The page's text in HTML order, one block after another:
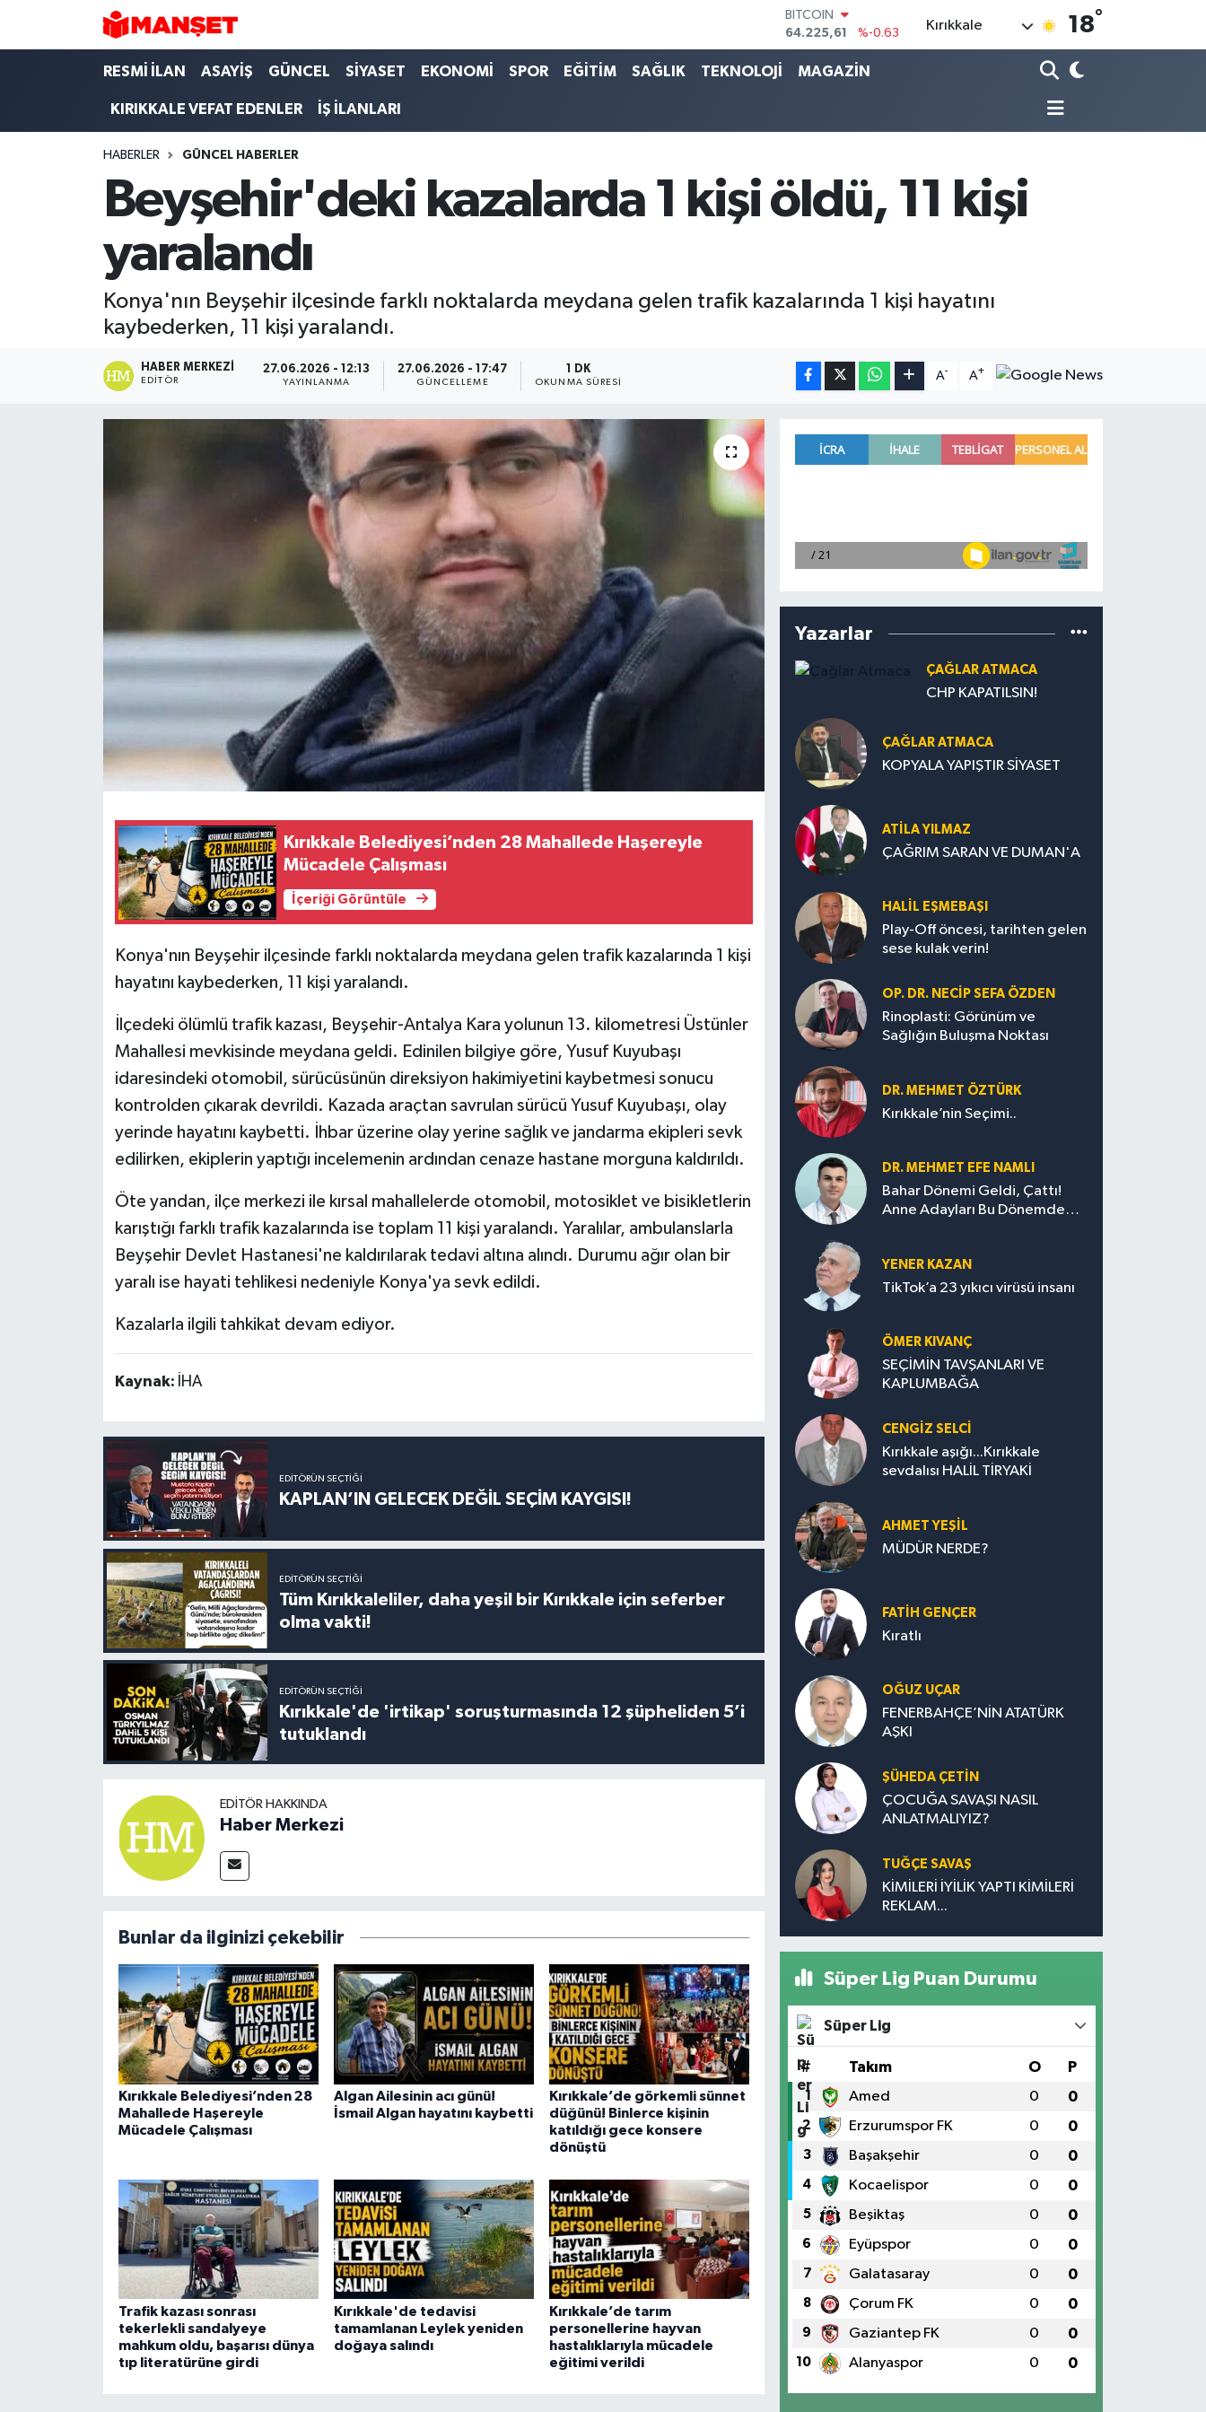
DOLAR
47,7143
%0.16
EURO
55,0317
%-0.02
13.799
%70
Kırıkkale 18°
RESMİ İLAN ASAYİŞ GÜNCEL SİYASET EKONOMİ SPOR EĞİTİM SAĞLIK TEKNOLOJİ MAGAZİN
KIRIKKALE VEFAT EDENLER İŞ İLANLARI
HABERLER GÜNCEL HABERLER
Beyşehir'deki kazalarda 1 kişi öldü, 11 kişi
yaralandı
Konya'nın Beyşehir ilçesinde farklı noktalarda meydana gelen trafik kazalarında 1 kişi hayatını
kaybederken, 11 kişi yaralandı.
HABER MERKEZI
EDITÖR
27.06.2026 - 12:13
YAYINLANMA
27.06.2026 - 17:47
GÜNCELLEME
1 DK
OKUNMA SÜRESI
A- A+
Kırıkkale Belediyesi’nden 28 Mahallede Haşereyle
Mücadele Çalışması
İçeriği Görüntüle
Konya'nın Beyşehir ilçesinde farklı noktalarda meydana gelen trafik kazalarında 1 kişi
hayatını kaybederken, 11 kişi yaralandı.
İlçedeki ölümlü trafik kazası, Beyşehir-Antalya Kara yolunun 13. kilometresi Üstünler
Mahallesi mevkisinde meydana geldi. Edinilen bilgiye göre, Yusuf Kuyubaşı
idaresindeki otomobil, sürücüsünün direksiyon hakimiyetini kaybetmesi sonucu
kontrolden çıkarak devrildi. Kazada araçtan savrulan sürücü Yusuf Kuyubaşı, olay
yerinde hayatını kaybetti. İhbar üzerine olay yerine sağlık ve jandarma ekipleri sevk
edilirken, ekiplerin yaptığı incelemenin ardından cenaze hastane morguna kaldırıldı.
Öte yandan, ilçe merkezi ile kırsal mahallelerde otomobil, motosiklet ve bisikletlerin
karıştığı farklı trafik kazalarında ise toplam 11 kişi yaralandı. Yaralılar, ambulanslarla
Beyşehir Devlet Hastanesi'ne kaldırılarak tedavi altına alındı. Durumu ağır olan bir
yaralı ise hayati tehlikesi nedeniyle Konya'ya sevk edildi.
Kazalarla ilgili tahkikat devam ediyor.
Kaynak: İHA
EDITÖRÜN SEÇTIĞI
KAPLAN’IN GELECEK DEĞİL SEÇİM KAYGISI!
EDITÖRÜN SEÇTIĞI
Tüm Kırıkkaleliler, daha yeşil bir Kırıkkale için seferber
olma vakti!
EDITÖRÜN SEÇTIĞI
Kırıkkale'de 'irtikap' soruşturmasında 12 şüpheliden 5’i
tutuklandı
EDITÖR HAKKINDA
Haber Merkezi
Bunlar da ilginizi çekebilir
Kırıkkale Belediyesi’nden 28
Mahallede Haşereyle
Mücadele Çalışması
Algan Ailesinin acı günü!
İsmail Algan hayatını kaybetti
Kırıkkale’de görkemli sünnet
düğünü! Binlerce kişinin
katıldığı gece konsere
dönüştü
Trafik kazası sonrası
tekerlekli sandalyeye
mahkum oldu, başarısı dünya
tıp literatürüne girdi
Kırıkkale'de tedavisi
tamamlanan Leylek yeniden
doğaya salındı
Kırıkkale’de tarım
personellerine hayvan
hastalıklarıyla mücadele
eğitimi verildi
Yazarlar
ÇAĞLAR ATMACA
CHP KAPATILSIN!
ÇAĞLAR ATMACA
KOPYALA YAPIŞTIR SİYASET
ATILA YILMAZ
ÇAĞRIM SARAN VE DUMAN'A
HALIL EŞMEBAŞI
Play-Off öncesi, tarihten gelen
sese kulak verin!
OP. DR. NECIP SEFA ÖZDEN
Rinoplasti: Görünüm ve
Sağlığın Buluşma Noktası
DR. MEHMET ÖZTÜRK
Kırıkkale’nin Seçimi..
DR. MEHMET EFE NAMLI
Bahar Dönemi Geldi, Çattı!
Anne Adayları Bu Dönemde
YENER KAZAN
TikTok’a 23 yıkıcı virüsü insanı
ÖMER KIVANÇ
SEÇİMİN TAVŞANLARI VE
KAPLUMBAĞA
CENGİZ SELCİ
Kırıkkale aşığı...Kırıkkale
sevdalısı HALİL TİRYAKİ
AHMET YEŞİL
MÜDÜR NERDE?
FATIH GENÇER
Kıratlı
OĞUZ UÇAR
FENERBAHÇE’NİN ATATÜRK
AŞKI
ŞÜHEDA ÇETİN
ÇOCUĞA SAVAŞI NASIL
ANLATMALIYIZ?
TUĞÇE SAVAŞ
KİMİLERİ İYİLİK YAPTI KİMİLERİ
REKLAM...
Süper Lig Puan Durumu
Süper Lig
# Takım O P
1 Amed 0 0
2 Erzurumspor FK 0 0
3 Başakşehir 0 0
4 Kocaelispor 0 0
5 Beşiktaş 0 0
6 Eyüpspor 0 0
7 Galatasaray 0 0
8 Çorum FK 0 0
9 Gaziantep FK 0 0
10 Alanyaspor 0 0
Hava Durumu
Trafik Durumu
Süper Lig Puan Durumu ve Fikstür
Tüm Manşetler
Son Dakika Haberleri
Haber Arşivi